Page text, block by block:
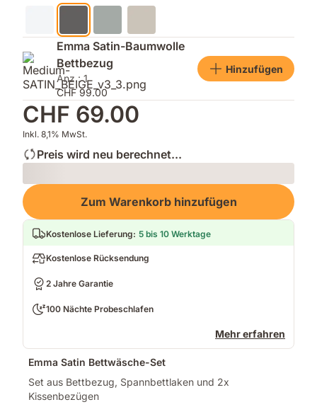
Emma Satin-Baumwolle
Bettbezug
Anz.: 1
CHF 99.00
Hinzufügen
CHF 69.00
Inkl. 8,1% MwSt.
Preis wird neu berechnet...
Loading
Zum Warenkorb hinzufügen
Kostenlose Lieferung: 5 bis 10 Werktage
Kostenlose Rücksendung
2 Jahre Garantie
100 Nächte Probeschlafen
Mehr erfahren
Emma Satin Bettwäsche-Set
Set aus Bettbezug, Spannbettlaken und 2x
Kissenbezügen